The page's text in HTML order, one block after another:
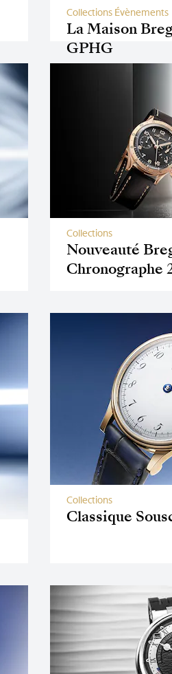
La Maison
GPHG
Collections Évènements
Nouveauté
Chronographe
Collections
Classique
Collections